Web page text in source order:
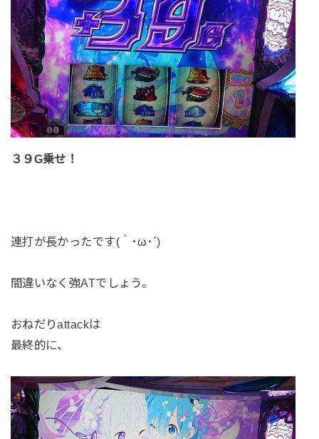
３９G乗せ！
連打が長かったです(｀･ω･´)
間違いなく強ATでしょう。
おねだりattackは
最終的に、